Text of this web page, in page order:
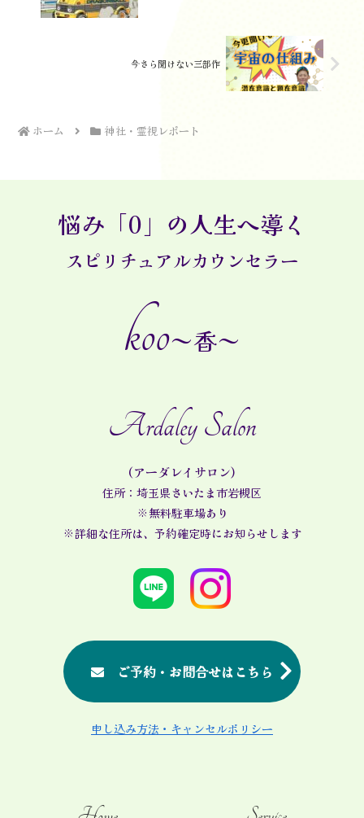
今さら聞けない三部作
ホーム 神社・霊視レポート
悩み「0」の人生へ導く
スピリチュアルカウンセラー
koo～香～
Ardaley Salon
(アーダレイサロン)
住所：埼玉県さいたま市岩槻区
※無料駐車場あり
※詳細な住所は、予約確定時にお知らせします
ご予約・お問合せはこちら
申し込み方法・キャンセルポリシー